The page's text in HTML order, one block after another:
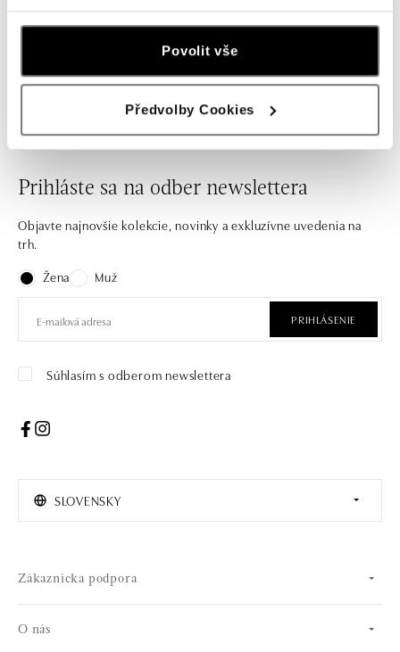
Povolit vše
Předvolby Cookies
Jednoduché, ale neprehliadnuteľné! Ak hľadáte ozdobu
alebo farebnými drahými kameňmi si určite vyberiete tie
pravé.
Prihláste sa na odber newslettera
Objavte najnovšie kolekcie, novinky a exkluzívne uvedenia na
trh.
Žena
Muž
PRIHLÁSENIE
Súhlasím s odberom newslettera
SLOVENSKY
Zákaznícka podpora
O nás